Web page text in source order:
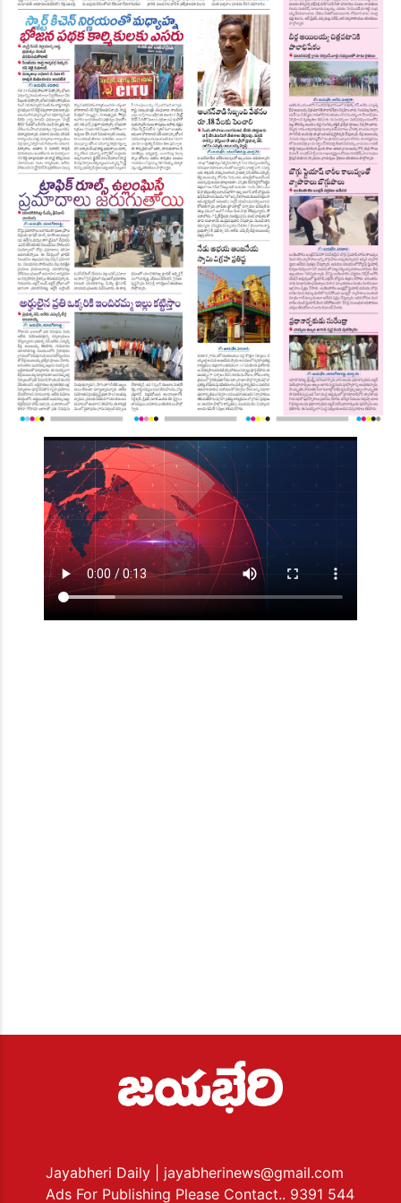
Jayabheri Daily
| jayabherinews@gmail.com
Ads For Publishing Please Contact.. 9391 544